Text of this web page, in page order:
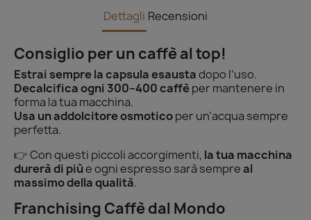
Dettagli Recensioni
Consiglio per un caffè al top!
Estrai sempre la capsula esaustadopo l’uso.
Decalcifica ogni 300–400 caffèper mantenere in
forma la tua macchina.
Usa un addolcitore osmoticoper un’acqua sempre
perfetta.
👉 Con questi piccoli accorgimenti, la tua macchina
durerà di piùe ogni espresso sarà sempreal
massimo della qualità.
Franchising Caffè dal Mondo